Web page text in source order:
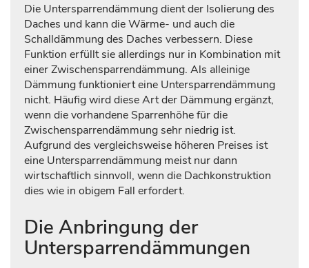
Die Untersparrendämmung dient der Isolierung des
Daches und kann die Wärme- und auch die
Schalldämmung des Daches verbessern. Diese
Funktion erfüllt sie allerdings nur in Kombination mit
einer Zwischensparrendämmung. Als alleinige
Dämmung funktioniert eine Untersparrendämmung
nicht. Häufig wird diese Art der Dämmung ergänzt,
wenn die vorhandene Sparrenhöhe für die
Zwischensparrendämmung sehr niedrig ist.
Aufgrund des vergleichsweise höheren Preises ist
eine Untersparrendämmung meist nur dann
wirtschaftlich sinnvoll, wenn die Dachkonstruktion
dies wie in obigem Fall erfordert.
Die Anbringung der
Untersparrendämmungen